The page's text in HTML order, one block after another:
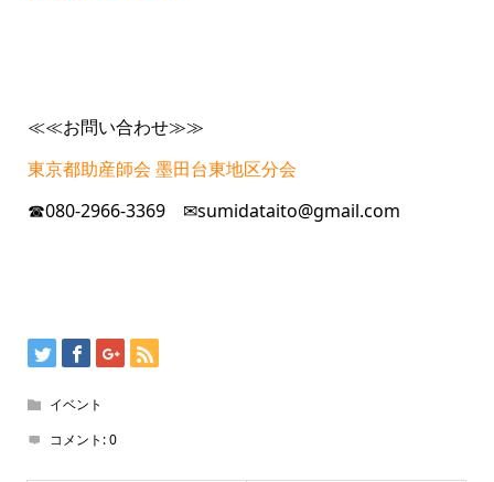
≪≪お問い合わせ≫≫
東京都助産師会 墨田台東地区分会
☎080-2966-3369 ✉sumidataito@gmail.com
イベント
コメント:0